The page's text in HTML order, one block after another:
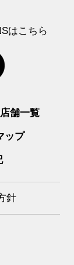
はこちら
舗一覧
ップ
針